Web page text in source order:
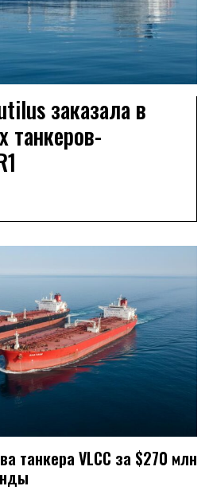
заказала в
танкеров-
танкера VLCC за $270 млн